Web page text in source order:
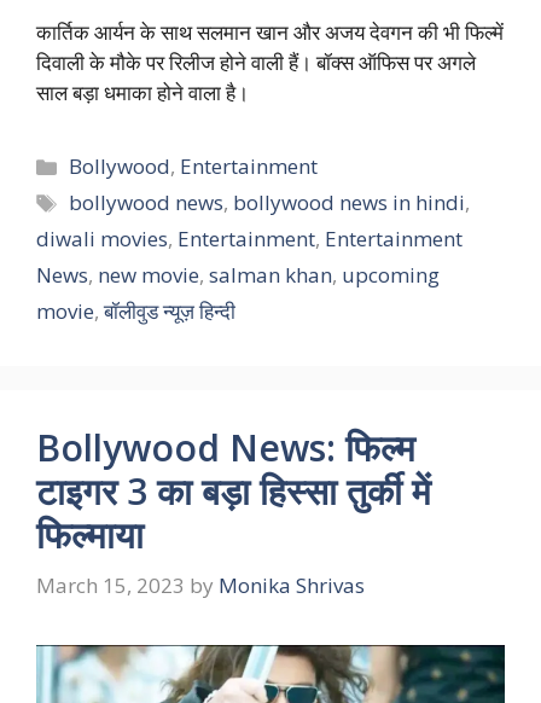
कार्तिक आर्यन के साथ सलमान खान और अजय देवगन की भी फिल्में
दिवाली के मौके पर रिलीज होने वाली हैं। बॉक्स ऑफिस पर अगले
साल बड़ा धमाका होने वाला है।
Categories
Bollywood, Entertainment
Tags
bollywood news, bollywood news in hindi,
diwali movies, Entertainment, Entertainment
News, new movie, salman khan, upcoming
movie,बॉलीवुड न्यूज़ हिन्दी
Bollywood News: फिल्म
टाइगर 3 का बड़ा हिस्सा तुर्की में
फिल्माया
March 15, 2023 by Monika Shrivas